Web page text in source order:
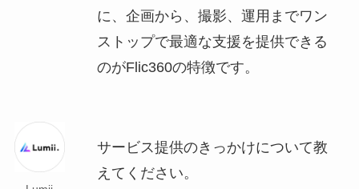
に、企画から、撮影、運用までワン
ストップで最適な支援を提供できる
のがFlic360の特徴です。
サービス提供のきっかけについて教
えてください。